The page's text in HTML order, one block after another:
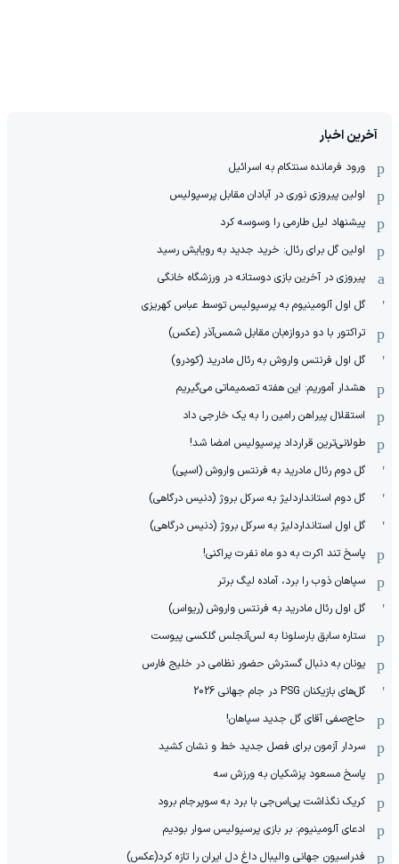
آخرین اخبار
ورود فرمانده سنتکام به اسرائیل
اولین پیروزی نوری در آبادان مقابل پرسپولیس
پیشنهاد لیل طارمی را وسوسه کرد
اولین گل برای رئال: خرید جدید به رویایش رسید
پیروزی در آخرین بازی دوستانه در ورزشگاه خانگی
گل اول آلومینیوم به پرسپولیس توسط عباس کهریزی
تراکتور با دو دروازه‌بان مقابل شمس‌آذر (عکس)
گل اول فرنتس واروش به رئال مادرید (کودرو)
هشدار آموریم: این هفته تصمیماتی می‌گیریم
استقلال پیراهن رامین را به یک خارجی داد
طولانی‌ترین قرارداد پرسپولیس امضا شد!
گل دوم رئال مادرید به فرنتس واروش (اسپی)
گل دوم استانداردلیژ به سرکل بروژ (دنیس درگاهی)
گل اول استانداردلیژ به سرکل بروژ (دنیس درگاهی)
پاسخ تند اکرت به دو ماه نفرت پراکنی!
سپاهان ذوب را برد، آماده لیگ برتر
گل اول رئال مادرید به فرنتس واروش (ریواس)
ستاره سابق بارسلونا به لس‌آنجلس گلکسی پیوست
یونان به دنبال گسترش حضور نظامی در خلیج فارس
گل‌های بازیکنان PSG در جام جهانی 2026
حاج‌صفی آقای گل جدید سپاهان!
سردار آزمون برای فصل جدید خط و نشان کشید
پاسخ مسعود پزشکیان به ورزش سه
کریک نگذاشت پی‌اس‌جی با برد به سوپرجام برود
ادعای آلومینیوم: بر بازی پرسپولیس سوار بودیم
فدراسیون جهانی والیبال داغ دل ایران را تازه کرد(عکس)